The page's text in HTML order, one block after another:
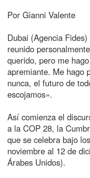
Por Gianni Valente
Dubai (Agencia
reunido
querido, pero me
apremiante. Me hago
nunca, el futuro de
escojamos».
Así comienza el
a la COP 28, la
que se celebra bajo
noviembre al 12 de
Árabes Unidos).